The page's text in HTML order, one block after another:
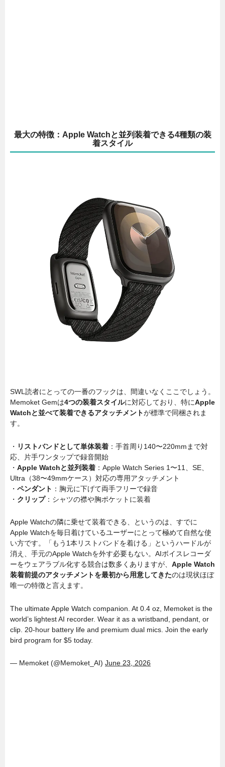
最大の特徴：Apple Watchと並列装着できる4種類の装
着スタイル
SWL読者にとっての一番のフックは、間違いなくここでしょう。
Memoket Gemは4つの装着スタイルに対応しており、特にApple
Watchと並べて装着できるアタッチメントが標準で同梱されま
す。
・ リストバンドとして単体装着 ：手首周り140〜220mmまで対
応、片手ワンタップで録音開始
・ Apple Watchと並列装着 ：Apple Watch Series 1〜11、SE、
Ultra（38〜49mmケース）対応の専用アタッチメント
・ ペンダント ：胸元に下げて両手フリーで録音
・ クリップ：シャツの襟や胸ポケットに装着
Apple Watchの隣に乗せて装着できる、というのは、すでに
Apple Watchを毎日着けているユーザーにとって極めて自然な使
い方です。「もう1本リストバンドを着ける」というハードルが
消え、手元のApple Watchを外す必要もない。AIボイスレコーダ
ーをウェアラブル化する競合は数多くありますが、 Apple Watch
装着前提のアタッチメントを最初から用意してきたのは現状ほぼ
唯一の特徴と言えます。
The ultimate Apple Watch companion. At 0.4 oz, Memoket is the
world’s lightest AI recorder. Wear it as a wristband, pendant, or
clip. 20-hour battery life and premium dual mics. Join the early
bird program for $5 today.
— Memoket (@Memoket_AI) June 23, 2026